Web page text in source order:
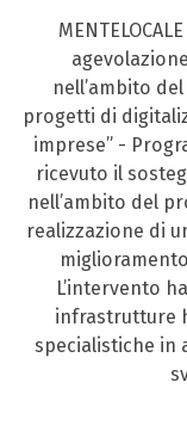
nell’ambito
progetti di
imprese” -
ricevuto il
nell’ambito del
realizzazione di
L’intervento
infrastrutture
specialistiche in